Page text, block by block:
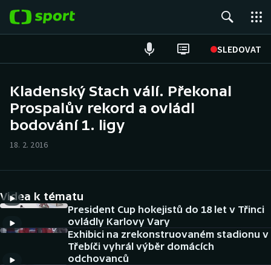
SLEDOVAT
Hokej
Cyklistika
DALŠÍ SPORTY
Americký fotbal
NEPŘEHLÉDNĚTE
Kladenský Stach válí. Překonal
Prospalův rekord a ovládl
bodování 1. ligy
18. 2. 2016
Videa k tématu
President Cup hokejistů do 18 let v Třinci
ovládly Karlovy Vary
Exhibici na zrekonstruovaném stadionu v
Třebíči vyhrál výběr domácích
odchovanců